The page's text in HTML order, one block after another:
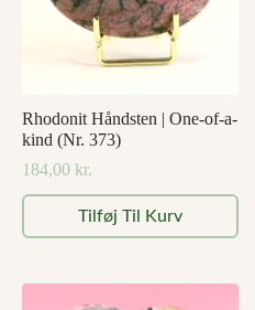
varesiden
Rhodonit Håndsten | One-of-a-
kind (Nr. 373)
184,00 kr.
Tilføj Til Kurv